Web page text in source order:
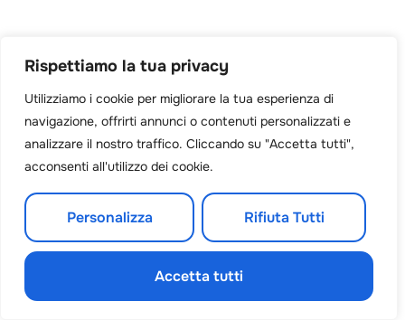
Rispettiamo la tua privacy
Utilizziamo i cookie per migliorare la tua esperienza di
navigazione, offrirti annunci o contenuti personalizzati e
analizzare il nostro traffico. Cliccando su "Accetta tutti",
acconsenti all'utilizzo dei cookie.
Personalizza Rifiuta Tutti
Accetta tutti